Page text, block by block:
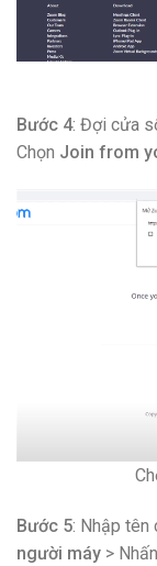
Bước 4: Đợi cửa
Chọn Join from
Bước 5: Nhập tên
người máy > Nhấn